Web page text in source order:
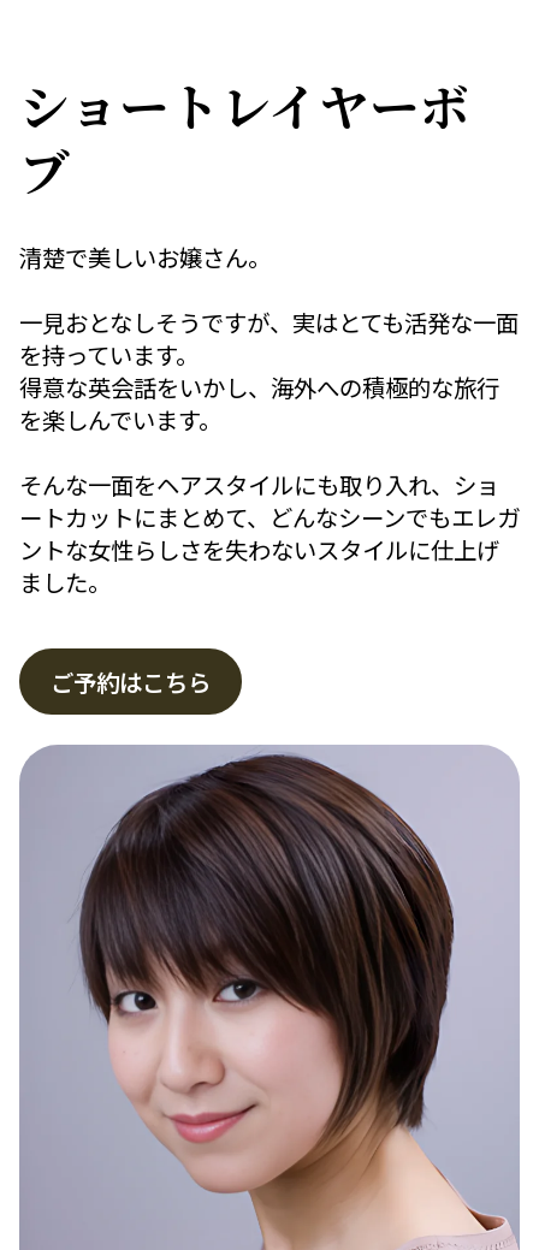
ショートレイヤーボ
ブ
清楚で美しいお嬢さん。
一見おとなしそうですが、実はとても活発な一面
を持っています。
得意な英会話をいかし、海外への積極的な旅行
を楽しんでいます。
そんな一面をヘアスタイルにも取り入れ、ショ
ートカットにまとめて、どんなシーンでもエレガ
ントな女性らしさを失わないスタイルに仕上げ
ました。
ご予約はこちら